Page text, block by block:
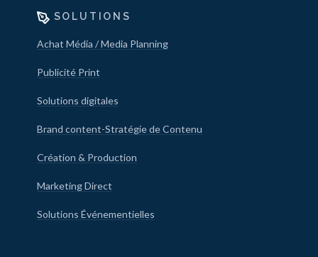
SOLUTIONS
Achat Média / Media Planning
Publicité Print
Solutions digitales
Brand content-Stratégie de Contenu
Création & Production
Marketing Direct
Solutions Événementielles